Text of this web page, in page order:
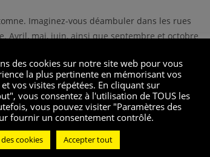
Imaginez-vous déambuler dans les rues
Avril, mai, juin, ainsi que septembre et octobre
estivale.
plus intime, ces périodes vous permettront de
entièrement dans la pierre, offre un spectacle
des cookies sur notre site web pour vous
la plus pertinente en mémorisant vos
vos visites répétées. En cliquant sur
vous consentez à l'utilisation de TOUS les
vous pouvez visiter "Paramètres des
fournir un consentement contrôlé.
cookies Accepter tout